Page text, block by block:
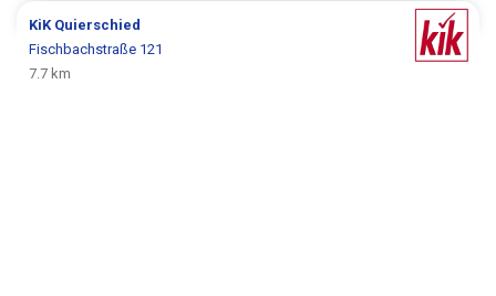
KiK Quierschied
Fischbachstraße 121
7.7 km